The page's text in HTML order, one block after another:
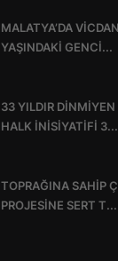
MALATYA’DA
YAŞINDAKİ GENCİ...
33 YILDIR
HALK İNİSİYATİFİ 3...
TOPRAĞINA SAHİP
PROJESİNE SERT T...